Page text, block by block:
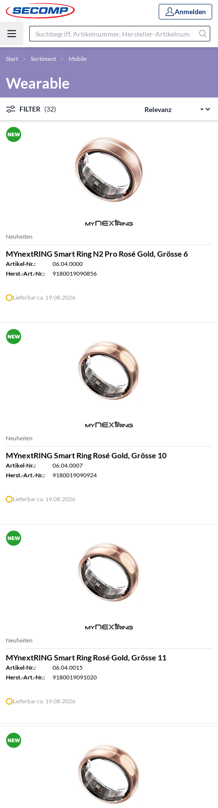
Anmelden
Start Sortiment Mobile
Wearable
FILTER (32)
Neuheiten
MYnextRING Smart Ring N2 Pro Rosé Gold, Grösse 6
Artikel-Nr.:
06.04.0000
Herst.-Art.-Nr.:
9180019090856
Lieferbar ca. 19.08.2026
Neuheiten
MYnextRING Smart Ring Rosé Gold, Grösse 10
Artikel-Nr.:
06.04.0007
Herst.-Art.-Nr.:
9180019090924
Lieferbar ca. 19.08.2026
Neuheiten
MYnextRING Smart Ring Rosé Gold, Grösse 11
Artikel-Nr.:
06.04.0015
Herst.-Art.-Nr.:
9180019091020
Lieferbar ca. 19.08.2026